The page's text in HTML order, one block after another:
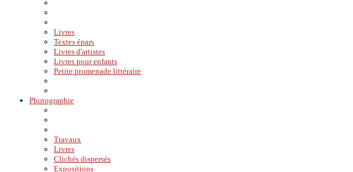
Livres
Textes épars
Livres d'artistes
Livres pour enfants
Petite promenade littéraire
Photographie
Travaux
Livres
Clichés dispersés
Expositions